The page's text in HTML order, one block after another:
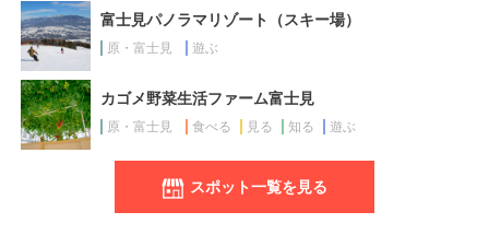
富士見パノラマリゾート（スキー場）
原・富士見 遊ぶ
カゴメ野菜生活ファーム富士見
原・富士見 食べる 見る 知る 遊ぶ
スポット一覧を見る